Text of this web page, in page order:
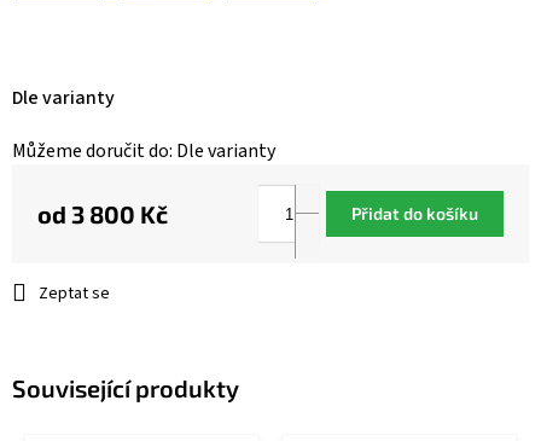
Zeptat se
Můžeme doručit do: Dle varianty
Dle varianty
od 3 800 Kč Přidat do košíku
Související produkty